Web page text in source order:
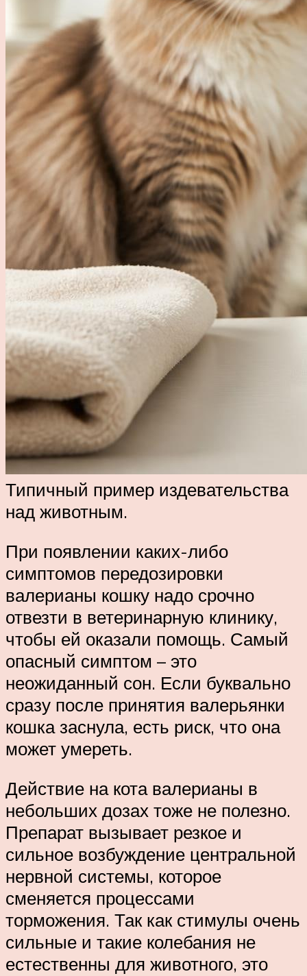
Типичный пример издевательства
над животным.
При появлении каких-либо
симптомов передозировки
валерианы кошку надо срочно
отвезти в ветеринарную клинику,
чтобы ей оказали помощь. Самый
опасный симптом – это
неожиданный сон. Если буквально
сразу после принятия валерьянки
кошка заснула, есть риск, что она
может умереть.
Действие на кота валерианы в
небольших дозах тоже не полезно.
Препарат вызывает резкое и
сильное возбуждение центральной
нервной системы, которое
сменяется процессами
торможения. Так как стимулы очень
сильные и такие колебания не
естественны для животного, это